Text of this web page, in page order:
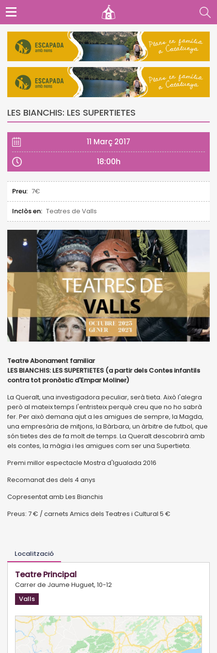
LES BIANCHIS: LES SUPERTIETES
11 Març 2017
18:00h
Preu: 7€
Inclòs en: Teatres de Valls
Teatre Abonament familiar
LES BIANCHIS: LES SUPERTIETES (a partir dels Contes infantils
contra tot pronòstic d'Empar Moliner)
La Queralt, una investigadora peculiar, serà tieta. Això l'alegra
però al mateix temps l'entristeix perquè creu que no ho sabrà
fer. Per això demana ajut a les amigues de sempre, la Magda,
una empresària de mitjons, la Bàrbara, un àrbitre de futbol, que
són tietes des de fa molt de temps. La Queralt descobrirà amb
els contes, la màgia i les amigues com ser una Supertieta.
Premi millor espectacle Mostra d'Igualada 2016
Recomanat des dels 4 anys
Copresentat amb Les Bianchis
Preus: 7 € / carnets Amics dels Teatres i Cultural 5 €
Localització
Teatre Principal
Carrer de Jaume Huguet, 10-12
Valls